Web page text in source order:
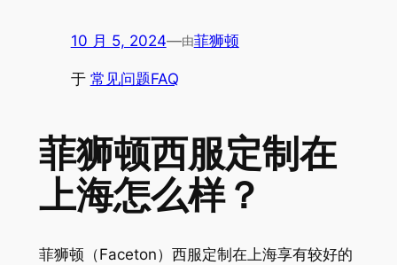
10 月 5, 2024—由菲狮顿
于 常见问题FAQ
菲狮顿西服定制在
上海怎么样？
菲狮顿（Faceton）西服定制在上海享有较好的